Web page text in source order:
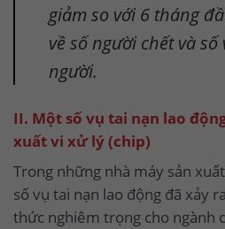
giảm so với 6 tháng
về số người chết và số
người.
II. Một số vụ tai nạn lao
xuất vi xử lý (chip)
Trong những nhà máy sản
số vụ tai nạn lao động đã xảy
thức nghiêm trọng cho ngành